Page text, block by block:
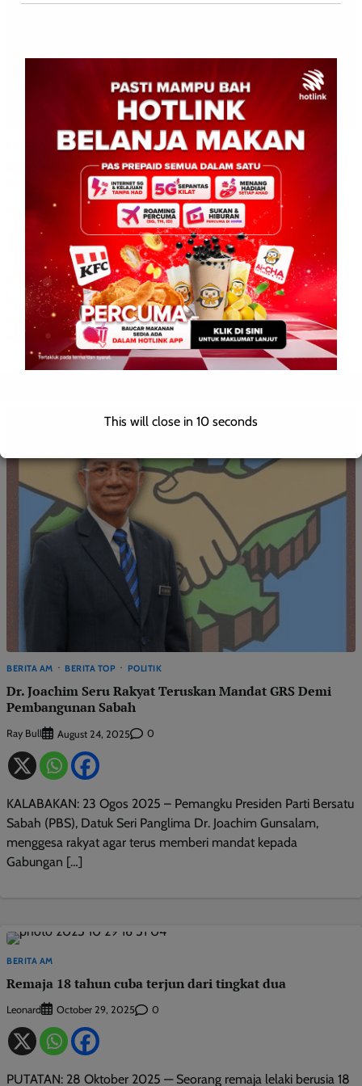
WILAYAH SABAH
Kerajaan belum dedah laporan akhir JKK MA63 – Akta
Rahsia Rasmi 1972
Roodwill June 29, 2026 0
KUALA LUMPUR: 29 Jun 2026 – Kerajaan masih mengekalkan
keputusan untuk tidak mendedahkan Laporan Akhir
Jawatankuasa Khas Kabinet (JKK) bagi menyemak pelaksanaan
Perjanjian Malaysia 1963 […]
BERITA AM BERITA TOP POLITIK
Dr. Joachim Seru Rakyat Teruskan Mandat GRS Demi
Pembangunan Sabah
Ray Bull August 24, 2025 0
KALABAKAN: 23 Ogos 2025 – Pemangku Presiden Parti Bersatu
Sabah (PBS), Datuk Seri Panglima Dr. Joachim Gunsalam,
menggesa rakyat agar terus memberi mandat kepada
Gabungan […]
BERITA AM
Remaja 18 tahun cuba terjun dari tingkat dua
Leonard October 29, 2025 0
PUTATAN: 28 Oktober 2025 — Seorang remaja lelaki berusia 18
This will close in 10 seconds